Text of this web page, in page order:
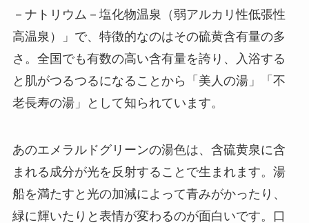
－ナトリウム－塩化物温泉（弱アルカリ性低張性
高温泉）」で、特徴的なのはその硫黄含有量の多
さ。全国でも有数の高い含有量を誇り、入浴する
と肌がつるつるになることから「美人の湯」「不
老長寿の湯」として知られています。
あのエメラルドグリーンの湯色は、含硫黄泉に含
まれる成分が光を反射することで生まれます。湯
船を満たすと光の加減によって青みがかったり、
緑に輝いたりと表情が変わるのが面白いです。口